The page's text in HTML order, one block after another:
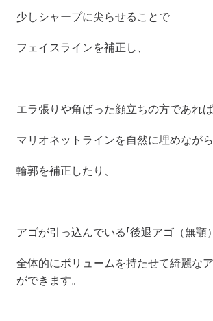
少しシャープに尖らせることで
フェイスラインを補正し、
エラ張りや角ばった顔立ちの方であれば
マリオネットラインを自然に埋めながら
輪郭を補正したり、
アゴが引っ込んでいる「後退アゴ（無顎）
全体的にボリュームを持たせて綺麗な
ができます。